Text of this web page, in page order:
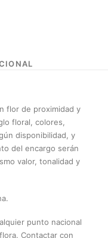
flor de proximidad y
floral, colores,
disponibilidad, y
del encargo serán
valor, tonalidad y
punto nacional
Contactar con